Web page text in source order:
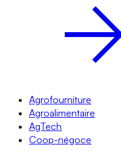
Agrofourniture
Agroalimentaire
AgTech
Coop-négoce